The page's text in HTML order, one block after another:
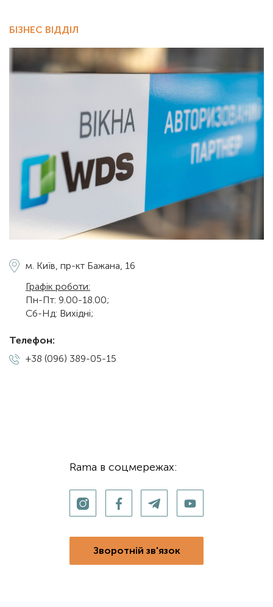
БІЗНЕС ВІДДІЛ
м. Київ, пр-кт Бажана, 16
Графік роботи:
Пн-Пт: 9.00-18.00;
Сб-Нд: Вихідні;
Телефон:
+38 (096) 389-05-15
Rama в соцмережах:
Зворотній зв'язок